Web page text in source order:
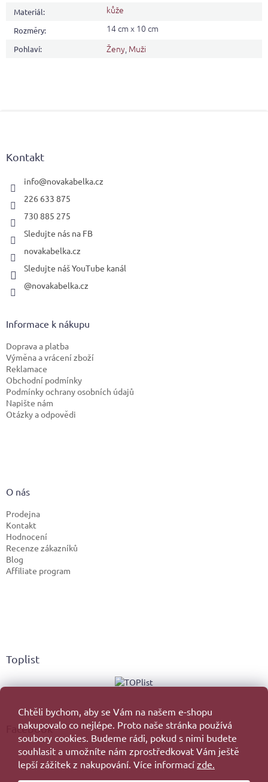
Chtěli bychom, aby se Vám na našem e-shopu
nakupovalo co nejlépe. Proto naše stránka používá
soubory cookies. Budeme rádi, pokud s nimi budete
souhlasit a umožníte nám zprostředkovat Vám ještě
lepší zážitek z nakupování. Více informací zde.
Materiál: kůže
Rozměry: 14 cm x 10 cm
Pohlaví: Ženy Muži
Kontakt
info@novakabelka.cz
226 633 875
730 885 275
Sledujte nás na FB
novakabelka.cz
Sledujte náš YouTube kanál
@novakabelka.cz
Informace k nákupu
Doprava a platba
Výměna a vrácení zboží
Reklamace
Obchodní podmínky
Podmínky ochrany osobních údajů
Napište nám
Otázky a odpovědi
O nás
Prodejna
Kontakt
Hodnocení
Recenze zákazníků
Blog
Affiliate program
Toplist
Facebook